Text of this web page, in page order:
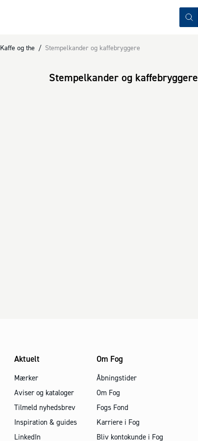
Kaffe og the / Stempelkander og kaffebryggere
Stempelkander og kaffebryggere
Aktuelt
Mærker
Aviser og kataloger
Tilmeld nyhedsbrev
Inspiration & guides
LinkedIn
Om Fog
Åbningstider
Om Fog
Fogs Fond
Karriere i Fog
Bliv kontokunde i Fog